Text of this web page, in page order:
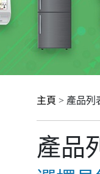
主頁 > 產品列
產品